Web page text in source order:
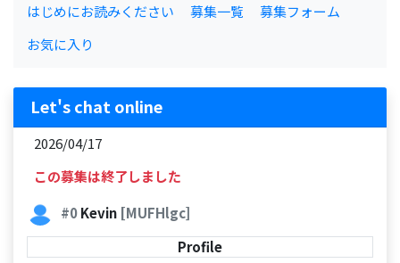
はじめにお読みください 募集一覧
募集フォーム
お気に入り
Let's chat online
2026/04/17
この募集は終了しました
#0Kevin [MUFHlgc]
Profile